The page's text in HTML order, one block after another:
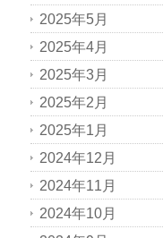
2025年5月
2025年4月
2025年3月
2025年2月
2025年1月
2024年12月
2024年11月
2024年10月